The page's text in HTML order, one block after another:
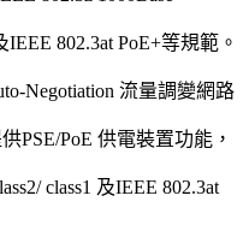
802.3at PoE+等規範。
Negotiation 流量調變網路
PSE/PoE 供電裝置功能，
class1 及IEEE 802.3at